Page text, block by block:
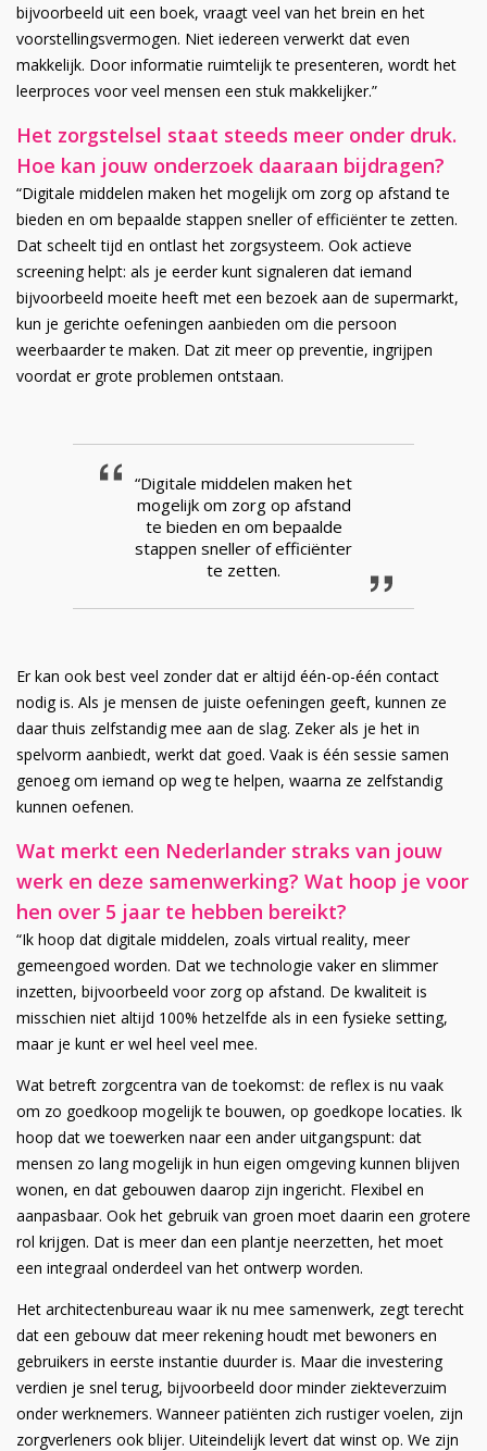
bijvoorbeeld uit een boek, vraagt veel van het brein en het
voorstellingsvermogen. Niet iedereen verwerkt dat even
makkelijk. Door informatie ruimtelijk te presenteren, wordt het
leerproces voor veel mensen een stuk makkelijker.”
Het zorgstelsel staat steeds meer onder druk.
Hoe kan jouw onderzoek daaraan bijdragen?
“Digitale middelen maken het mogelijk om zorg op afstand te
bieden en om bepaalde stappen sneller of efficiënter te zetten.
Dat scheelt tijd en ontlast het zorgsysteem. Ook actieve
screening helpt: als je eerder kunt signaleren dat iemand
bijvoorbeeld moeite heeft met een bezoek aan de supermarkt,
kun je gerichte oefeningen aanbieden om die persoon
weerbaarder te maken. Dat zit meer op preventie, ingrijpen
voordat er grote problemen ontstaan.
“Digitale middelen maken het
mogelijk om zorg op afstand
te bieden en om bepaalde
stappen sneller of efficiënter
te zetten.
Er kan ook best veel zonder dat er altijd één-op-één contact
nodig is. Als je mensen de juiste oefeningen geeft, kunnen ze
daar thuis zelfstandig mee aan de slag. Zeker als je het in
spelvorm aanbiedt, werkt dat goed. Vaak is één sessie samen
genoeg om iemand op weg te helpen, waarna ze zelfstandig
kunnen oefenen.
Wat merkt een Nederlander straks van jouw
werk en deze samenwerking? Wat hoop je voor
hen over 5 jaar te hebben bereikt?
“Ik hoop dat digitale middelen, zoals virtual reality, meer
gemeengoed worden. Dat we technologie vaker en slimmer
inzetten, bijvoorbeeld voor zorg op afstand. De kwaliteit is
misschien niet altijd 100% hetzelfde als in een fysieke setting,
maar je kunt er wel heel veel mee.
Wat betreft zorgcentra van de toekomst: de reflex is nu vaak
om zo goedkoop mogelijk te bouwen, op goedkope locaties. Ik
hoop dat we toewerken naar een ander uitgangspunt: dat
mensen zo lang mogelijk in hun eigen omgeving kunnen blijven
wonen, en dat gebouwen daarop zijn ingericht. Flexibel en
aanpasbaar. Ook het gebruik van groen moet daarin een grotere
rol krijgen. Dat is meer dan een plantje neerzetten, het moet
een integraal onderdeel van het ontwerp worden.
Het architectenbureau waar ik nu mee samenwerk, zegt terecht
dat een gebouw dat meer rekening houdt met bewoners en
gebruikers in eerste instantie duurder is. Maar die investering
verdien je snel terug, bijvoorbeeld door minder ziekteverzuim
onder werknemers. Wanneer patiënten zich rustiger voelen, zijn
zorgverleners ook blijer. Uiteindelijk levert dat winst op. We zijn